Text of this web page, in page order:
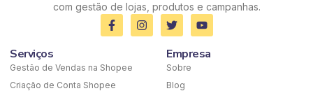
com gestão de lojas, produtos e campanhas.
Serviços
Gestão de Vendas na Shopee
Criação de Conta Shopee
Empresa
Sobre
Blog